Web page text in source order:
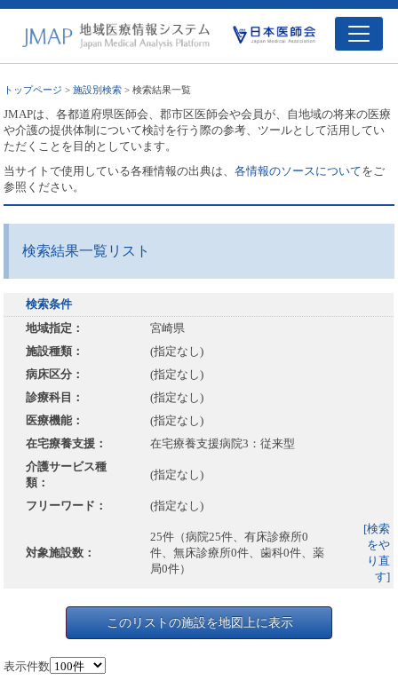
トップページ >施設別検索 > 検索結果一覧
JMAPは、各都道府県医師会、郡市区医師会や会員が、自地域の将来の医療
や介護の提供体制について検討を行う際の参考、ツールとして活用してい
ただくことを目的としています。
当サイトで使用している各種情報の出典は、各情報のソースについてをご
参照ください。
検索結果一覧リスト
検索条件
地域指定：
宮崎県
施設種類：
(指定なし)
病床区分：
(指定なし)
診療科目：
(指定なし)
医療機能：
(指定なし)
在宅療養支援：
在宅療養支援病院3：従来型
介護サービス種
類：
(指定なし)
フリーワード： (指定なし)
対象施設数：
25件（病院25件、有床診療所0
件、無床診療所0件、歯科0件、薬
局0件）
[検索
をや
り直
す]
このリストの施設を地図上に表示
表示件数